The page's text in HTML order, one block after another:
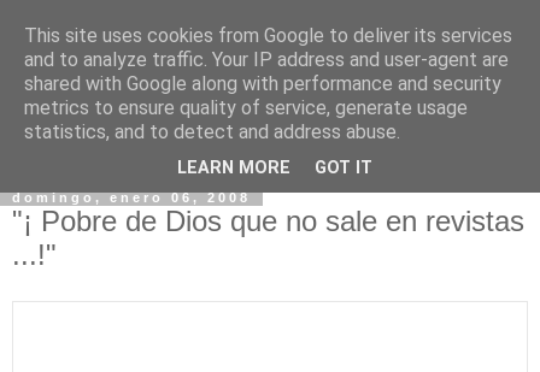
domingo, enero 06, 2008
"¡ Pobre de Dios que no sale en revistas
...!"
This site uses cookies from Google to deliver its services
and to analyze traffic. Your IP address and user-agent are
shared with Google along with performance and security
metrics to ensure quality of service, generate usage
statistics, and to detect and address abuse.
LEARN MORE GOT IT